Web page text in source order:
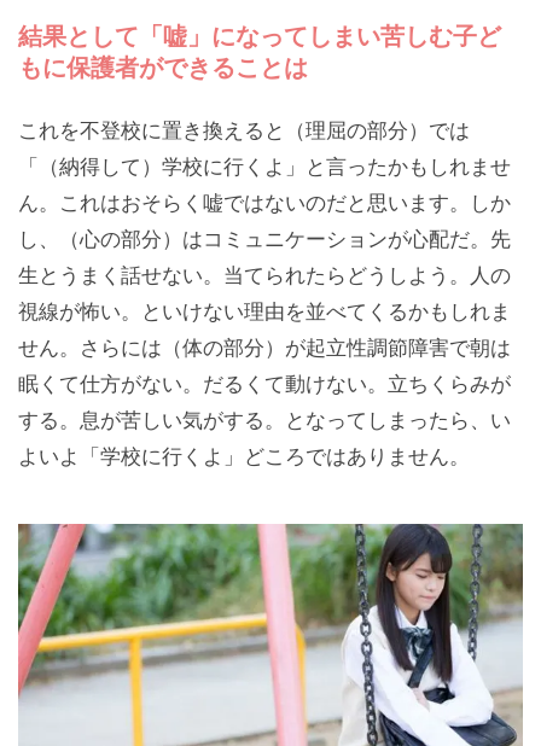
結果として「嘘」になってしまい苦しむ子ど
もに保護者ができることは
これを不登校に置き換えると（理屈の部分）では
「（納得して）学校に行くよ」と言ったかもしれませ
ん。これはおそらく嘘ではないのだと思います。しか
し、（心の部分）はコミュニケーションが心配だ。先
生とうまく話せない。当てられたらどうしよう。人の
視線が怖い。といけない理由を並べてくるかもしれま
せん。さらには（体の部分）が起立性調節障害で朝は
眠くて仕方がない。だるくて動けない。立ちくらみが
する。息が苦しい気がする。となってしまったら、い
よいよ「学校に行くよ」どころではありません。